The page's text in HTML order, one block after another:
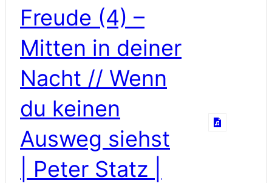
Freude (4) –
Mitten in deiner
Nacht // Wenn
du keinen
Ausweg siehst
| Peter Statz |